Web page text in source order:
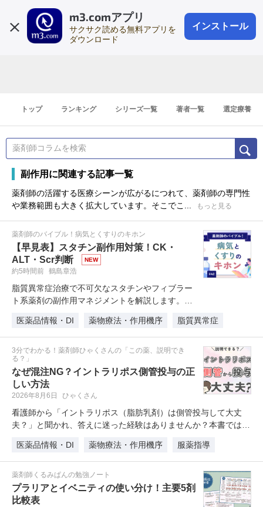
m3.comアプリ
サクサク読める無料アプリを
ダウンロード
インストール
会員登録
登録1分
トップ ランキング シリーズ一覧 著者一覧 選定療養
副作用に関連する記事一覧
薬剤師の活躍する医療シーンが広がるにつれて、薬剤師の専門性
や業務範囲も大きく拡大しています。そこでこ...
もっと見る
薬剤師のバイブル！病気とくすりのキホン
【早見表】スタチン副作用対策！CK・
ALT・Scr判断
NEW
約5時間前 鶴島章浩
脂質異常症治療で不可欠なスタチンやフィブラー
ト系薬剤の副作用マネジメントを解説します。
医薬品情報・DI
薬物療法・作用機序 脂質異常症
3分でわかる！薬剤師ひゃくさんの「この薬、説明でき
る？」
なぜ混注NG？イントラリポス側管投与の正
しい方法
2026年8月6日 ひゃくさん
看護師から「イントラリポス（脂肪乳剤）は側管投与して大丈
夫？」と聞かれ、答えに迷った経験はありませんか？本書では、
医薬品情報・DI
薬物療法・作用機序 服薬指導
薬剤師くるみぱんの勉強ノート
プラリアとイベニティの使い分け！主要5剤
比較表